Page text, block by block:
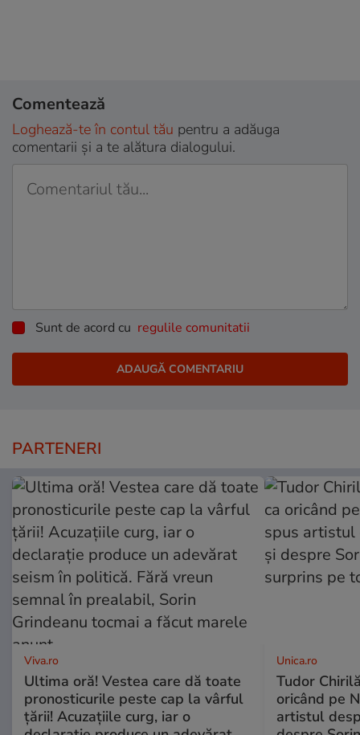
Comentează
Loghează-te în contul tău pentru a adăuga
comentarii și a te alătura dialogului.
Sunt de acord cu regulile comunitatii
PARTENERI
Viva.ro
Ultima oră! Vestea care dă toate
pronosticurile peste cap la vârful
țării! Acuzațiile curg, iar o
Unica.ro
Tudor
oricând pe
artistul